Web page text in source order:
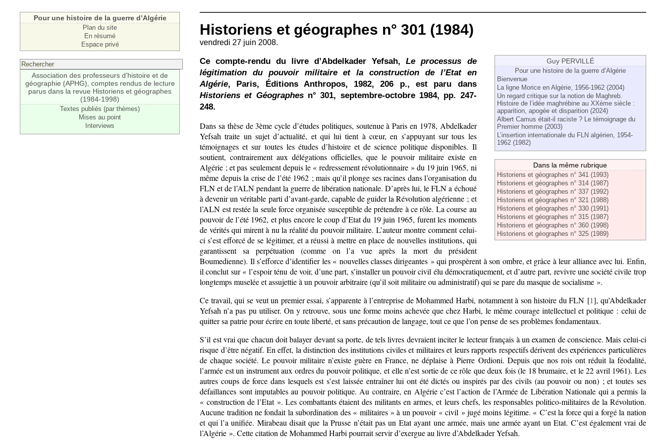
Pour une histoire de la guerre d’Algérie
Plan du site
En résumé
Espace privé
Association des professeurs d’histoire et de
géographie (APHG), comptes rendus de lecture
parus dans la revue Historiens et géographes
(1984-1998)
Textes publiés (par thèmes)
Mises au point
Interviews
Historiens et géographes n° 301 (1984)
vendredi 27 juin 2008.
Guy PERVILLÉ
Pour une histoire de la guerre d’Algérie
Bienvenue
La ligne Morice en Algérie, 1956-1962 (2004)
Un regard critique sur la notion de Maghreb.
Histoire de l’idée maghrébine au XXème siècle :
apparition, apogée et disparition (2024)
Albert Camus était-il raciste ? Le témoignage du
Premier homme (2003)
L’insertion internationale du FLN algérien, 1954-
1962 (1982)
Dans la même rubrique
Historiens et géographes n° 341 (1993)
Historiens et géographes n° 314 (1987)
Historiens et géographes n° 337 (1992)
Historiens et géographes n° 321 (1988)
Historiens et géographes n° 330 (1991)
Historiens et géographes n° 315 (1987)
Historiens et géographes n° 360 (1998)
Historiens et géographes n° 325 (1989)
Ce compte-rendu du livre d’Abdelkader Yefsah,Le processus de
légitimation du pouvoir militaire et la construction de l’Etat en
Algérie, Paris, Éditions Anthropos, 1982, 206 p., est paru dans
Historiens et Géographesn° 301, septembre-octobre 1984, pp. 247-
248.
Dans sa thèse de 3ème cycle d’études politiques, soutenue à Paris en 1978, Abdelkader
Yefsah traite un sujet d’actualité, et qui lui tient à cœur, en s’appuyant sur tous les
témoignages et sur toutes les études d’histoire et de science politique disponibles. Il
soutient, contrairement aux délégations officielles, que le pouvoir militaire existe en
Algérie ; et pas seulement depuis le « redressement révolutionnaire » du 19 juin 1965, ni
même depuis la crise de l’été 1962 ; mais qu’il plonge ses racines dans l’organisation du
FLN et de l’ALN pendant la guerre de libération nationale. D’après lui, le FLN a échoué
à devenir un véritable parti d’avant-garde, capable de guider la Révolution algérienne ; et
l’ALN est restée la seule force organisée susceptible de prétendre à ce rôle. La course au
pouvoir de l’été 1962, et plus encore le coup d’Etat du 19 juin 1965, furent les moments
de vérités qui mirent à nu la réalité du pouvoir militaire. L’auteur montre comment celui-
ci s’est efforcé de se légitimer, et a réussi à mettre en place de nouvelles institutions, qui
garantissent sa perpétuation (comme on l’a vue après la mort du président
Boumedienne). Il s’efforce d’identifier les « nouvelles classes dirigeantes » qui prospèrent à son ombre, et grâce à leur alliance avec lui. Enfin,
il conclut sur « l’espoir ténu de voir, d’une part, s’installer un pouvoir civil élu démocratiquement, et d’autre part, revivre une société civile trop
longtemps muselée et assujettie à un pouvoir arbitraire (qu’il soit militaire ou administratif) qui se pare du masque de socialisme ».
Ce travail, qui se veut un premier essai, s’apparente à l’entreprise de Mohammed Harbi, notamment à son histoire du FLN [1], qu’Abdelkader
Yefsah n’a pas pu utiliser. On y retrouve, sous une forme moins achevée que chez Harbi, le même courage intellectuel et politique : celui de
quitter sa patrie pour écrire en toute liberté, et sans précaution de langage, tout ce que l’on pense de ses problèmes fondamentaux.
S’il est vrai que chacun doit balayer devant sa porte, de tels livres devraient inciter le lecteur français à un examen de conscience. Mais celui-ci
risque d’être négatif. En effet, la distinction des institutions civiles et militaires et leurs rapports respectifs dérivent des expériences particulières
de chaque société. Le pouvoir militaire n’existe guère en France, ne déplaise à Pierre Ordioni. Depuis que nos rois ont réduit la féodalité,
l’armée est un instrument aux ordres du pouvoir politique, et elle n’est sortie de ce rôle que deux fois (le 18 brumaire, et le 22 avril 1961). Les
autres coups de force dans lesquels est s’est laissée entraîner lui ont été dictés ou inspirés par des civils (au pouvoir ou non) ; et toutes ses
défaillances sont imputables au pouvoir politique. Au contraire, en Algérie c’est l’action de l’Armée de Libération Nationale qui a permis la
« construction de l’Etat ». Les combattants étaient des militants en armes, et leurs chefs, les responsables politico-militaires de la Révolution.
Aucune tradition ne fondait la subordination des « militaires » à un pouvoir « civil » jugé moins légitime. « C’est la force qui a forgé la nation
et qui l’a unifiée. Mirabeau disait que la Prusse n’était pas un Etat ayant une armée, mais une armée ayant un Etat. C’est également vrai de
l’Algérie ». Cette citation de Mohammed Harbi pourrait servir d’exergue au livre d’Abdelkader Yefsah.